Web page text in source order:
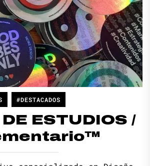
#DESTACADOS
ESTUDIOS /